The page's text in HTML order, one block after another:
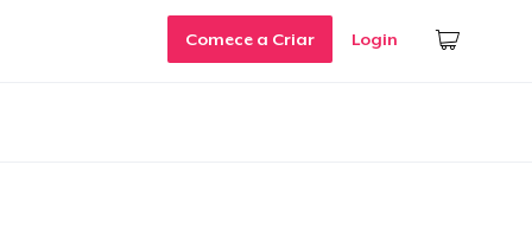
Comece a Criar Login